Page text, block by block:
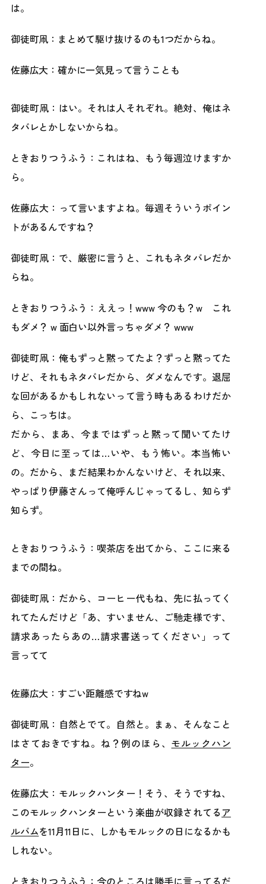
は。
御徒町凧：まとめて駆け抜けるのも1つだからね。
佐藤広大：確かに一気見って言うことも
御徒町凧：はい。それは人それぞれ。絶対、俺はネ
タバレとかしないからね。
ときおりつうふう：これはね、もう毎週泣けますか
ら。
佐藤広大：って言いますよね。毎週そういうポイン
トがあるんですね？
御徒町凧：で、厳密に言うと、これもネタバレだか
らね。
ときおりつうふう：ええっ！www 今のも？w これ
もダメ？ w 面白い以外言っちゃダメ？ www
御徒町凧：俺もずっと黙ってたよ？ずっと黙ってた
けど、それもネタバレだから、ダメなんです。退屈
な回があるかもしれないって言う時もあるわけだか
ら、こっちは。
だから、まあ、今まではずっと黙って聞いてたけ
ど、今日に至っては…いや、もう怖い。本当怖い
の。だから、まだ結果わかんないけど、それ以来、
やっぱり伊藤さんって俺呼んじゃってるし、知らず
知らず。
ときおりつうふう：喫茶店を出てから、ここに来る
までの間ね。
御徒町凧：だから、コーヒー代もね、先に払ってく
れてたんだけど「あ、すいません、ご馳走様です、
請求あったらあの…請求書送ってください」って
言ってて
佐藤広大：すごい距離感ですねw
御徒町凧：自然とでて。自然と。まぁ、そんなこと
はさておきですね。ね？例のほら、 モルックハン
ター。
佐藤広大：モルックハンター！そう、そうですね、
このモルックハンターという楽曲が収録されてるア
ルバムを11月11日に、しかもモルックの日になるかも
しれない。